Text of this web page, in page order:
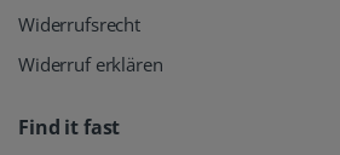
Widerrufsrecht
Widerruf erklären
Find it fast